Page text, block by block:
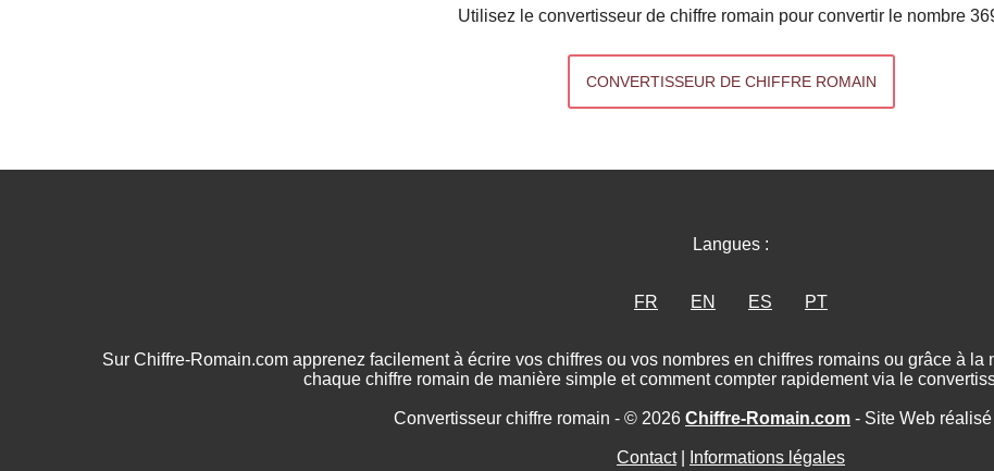
Utilisez le convertisseur de chiffre romain pour convertir le nombre
CONVERTISSEUR DE CHIFFRE ROMAIN
Langues :
FR EN ES PT
Sur Chiffre-Romain.com apprenez facilement à écrire vos chiffres ou vos nombres en chiffres romains ou grâce à
chaque chiffre romain de manière simple et comment compter rapidement via le
Convertisseur chiffre romain - © 2026 Chiffre-Romain.com - Site Web
Contact| Informations légales